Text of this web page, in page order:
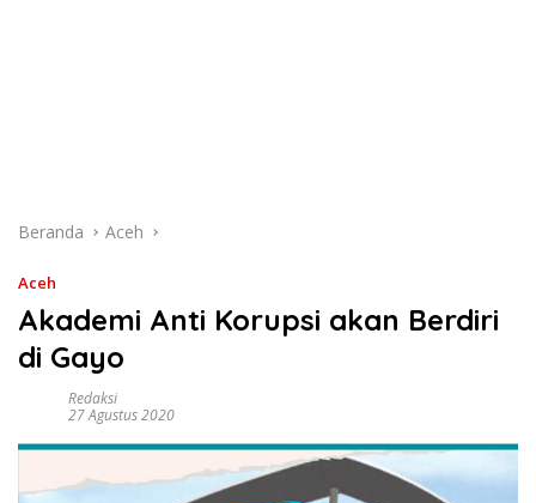
Beranda Aceh
Aceh
Akademi Anti Korupsi akan Berdiri
di Gayo
Redaksi
27 Agustus 2020